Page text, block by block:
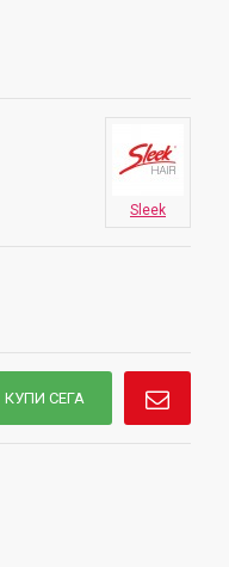
Sleek
КУПИ СЕГА